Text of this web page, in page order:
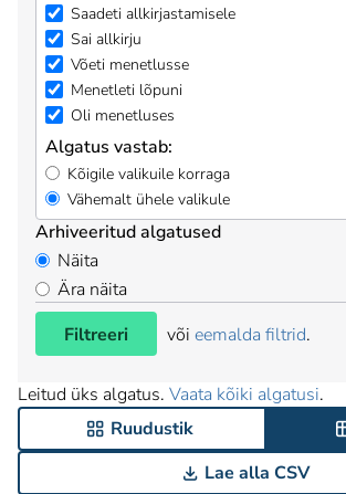
Saadeti allkirjastamisele
Sai allkirju
Võeti menetlusse
Menetleti lõpuni
Oli menetluses
Algatus vastab:
Kõigile valikuile korraga
Vähemalt ühele valikule
Arhiveeritud algatused
Näita
Ära näita
Filtreeri
või eemalda filtrid.
Leitud üks algatus. Vaata kõiki algatusi.
Ruudustik
Lae alla CSV